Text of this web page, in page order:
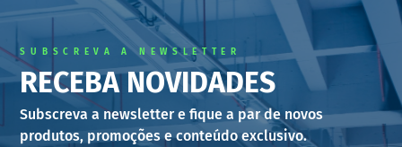
SUBSCREVA A NEWSLETTER
RECEBA NOVIDADES
Subscreva a newsletter e fique a par de novos
produtos, promoções e conteúdo exclusivo.